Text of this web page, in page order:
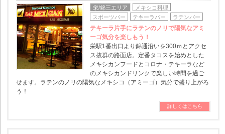
栄/錦三エリア
メキシコ料理
スポーツバー
テキーラバー ラテンバー
テキーラ片手にラテンのノリで陽気なアミ
ーゴ気分を楽しもう！
栄駅1番出口より錦通沿いを300ｍとアクセ
ス抜群の路面店。定番タコスを始めとした
メキシカンフードとコロナ・テキーラなど
のメキシカンドリンクで楽しい時間を過ご
せます。ラテンのノリの陽気なメキシコ（アミーゴ）気分で盛り上がろ
う！
詳しくはこちら